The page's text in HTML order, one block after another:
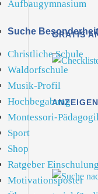
Aufbaugymnasium
Suche Besonderheit
Christliche Schule
Waldorfschule
Musik-Profil
Hochbegabung
Montessori-
Sport
Shop
Ratgeber Einschulung
Motivationsposter
GRATIS
ANZEIGEN